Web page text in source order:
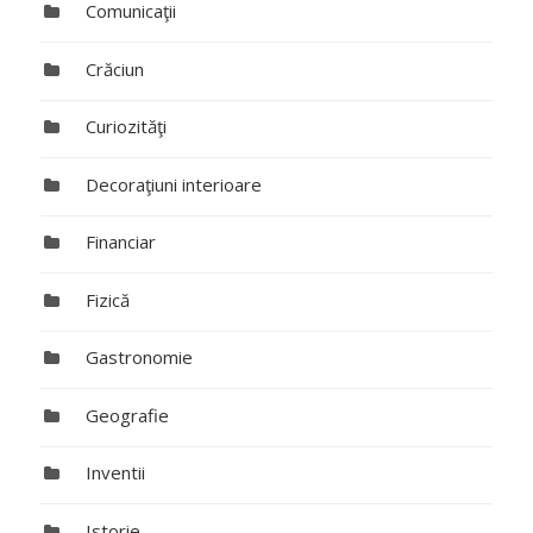
Comunicaţii
Crăciun
Curiozităţi
Decoraţiuni interioare
Financiar
Fizică
Gastronomie
Geografie
Inventii